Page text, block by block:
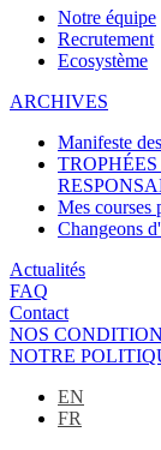
Notre équipe
Recrutement
Ecosystème
ARCHIVES
Manifeste
Mes courses
Changeons
Actualités
FAQ
Contact
NOS
NOTRE
EN
FR